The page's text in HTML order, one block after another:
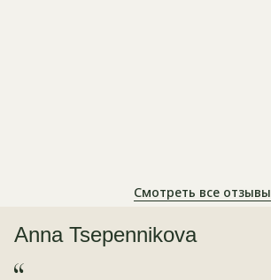
Смотреть все отзывы
Anna Tsepennikova